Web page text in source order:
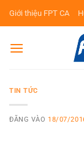
Bỏ
dung
Giới thiệu FPT CA
TIN TỨC
ĐĂNG VÀO 18/07/